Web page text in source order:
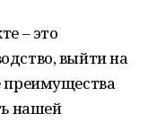
– это
выйти на
преимущества
нашей